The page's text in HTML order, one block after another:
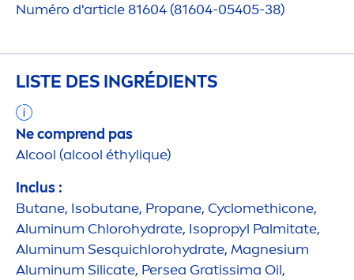
Numéro d'article 81604 (81604-05405-38)
LISTE DES INGRÉDIENTS
Ne comprend pas
Alcool (alcool éthylique)
Inclus :
Butane, Isobutane, Propane, Cyclomethicone,
Aluminum Chlorohydrate, Isopropyl Palmitate,
Aluminum Sesquichlorohydrate, Magnesium
Aluminum Silicate, Persea Gratissima Oil,